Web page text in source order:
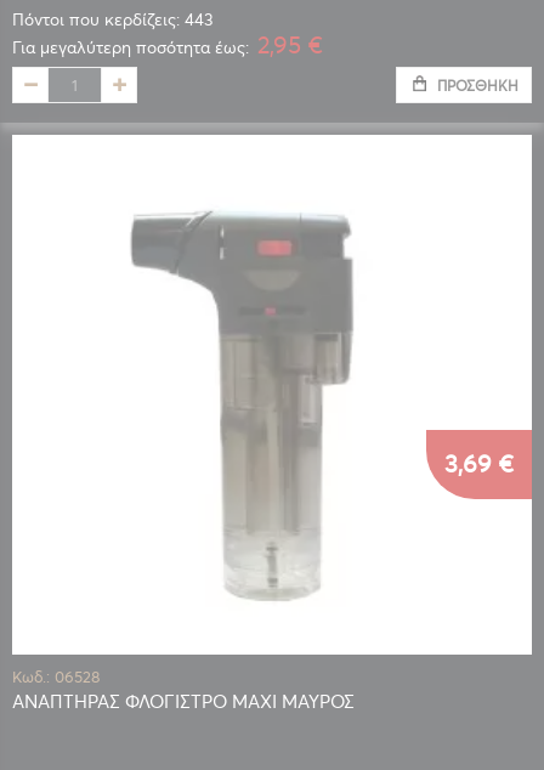
Πόντοι που κερδίζεις: 443
Για μεγαλύτερη ποσότητα έως: 2,95 €
ΠΡΟΣΘΉΚΗ
Κωδ.: 06528
ΑΝΑΠΤΗΡΑΣ ΦΛΟΓΙΣΤΡΟ MAXI ΜΑΥΡΟΣ
3,69 €